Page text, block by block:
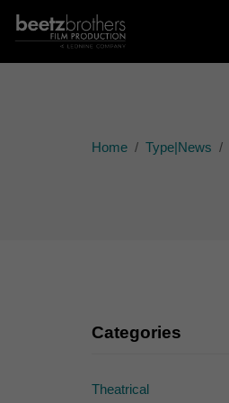
Home Type|News
Categories
Theatrical